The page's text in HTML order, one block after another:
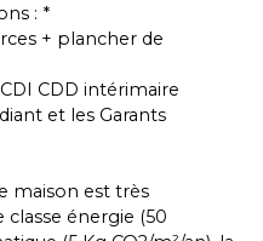
: *
+ plancher de
CDD intérimaire
et les Garants
maison est très
énergie (50